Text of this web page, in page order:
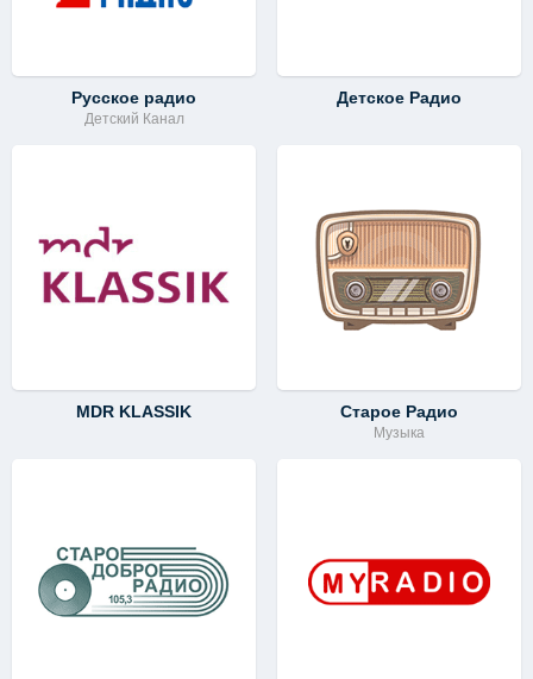
Русское радио
Детский Канал
Детское Радио
MDR KLASSIK Старое Радио
Музыка